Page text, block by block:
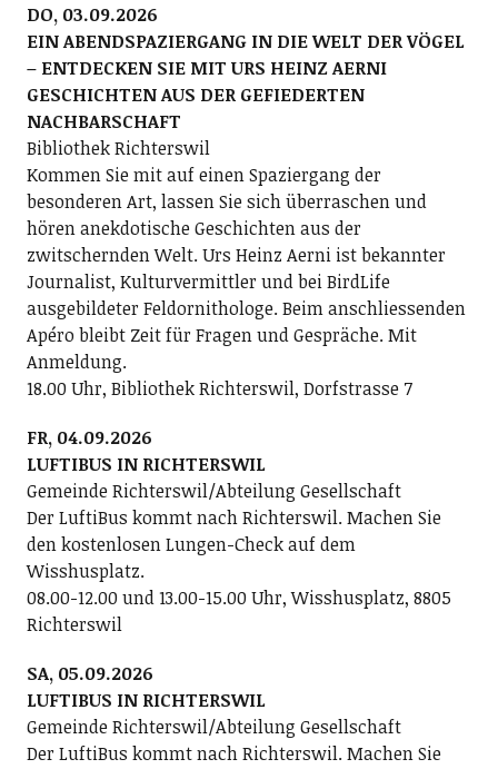
DO, 03.09.2026
EIN ABENDSPAZIERGANG IN DIE WELT DER VÖGEL
– ENTDECKEN SIE MIT URS HEINZ AERNI
GESCHICHTEN AUS DER GEFIEDERTEN
NACHBARSCHAFT
Bibliothek Richterswil
Kommen Sie mit auf einen Spaziergang der
besonderen Art, lassen Sie sich überraschen und
hören anekdotische Geschichten aus der
zwitschernden Welt. Urs Heinz Aerni ist bekannter
Journalist, Kulturvermittler und bei BirdLife
ausgebildeter Feldornithologe. Beim anschliessenden
Apéro bleibt Zeit für Fragen und Gespräche. Mit
Anmeldung.
18.00 Uhr, Bibliothek Richterswil, Dorfstrasse 7
FR, 04.09.2026
LUFTIBUS IN RICHTERSWIL
Gemeinde Richterswil/Abteilung Gesellschaft
Der LuftiBus kommt nach Richterswil. Machen Sie
den kostenlosen Lungen-Check auf dem
Wisshusplatz.
08.00-12.00 und 13.00-15.00 Uhr, Wisshusplatz, 8805
Richterswil
SA, 05.09.2026
LUFTIBUS IN RICHTERSWIL
Gemeinde Richterswil/Abteilung Gesellschaft
Der LuftiBus kommt nach Richterswil. Machen Sie